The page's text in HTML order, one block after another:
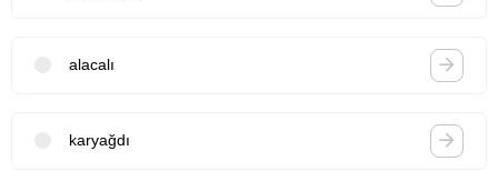
alacalı
karyağdı